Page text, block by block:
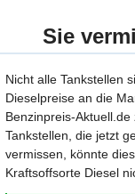
Sie
Nicht alle Tankstellen
Dieselpreise an die
Benzinpreis-
Tankstellen, die jetzt
vermissen, könnte
Kraftsoffsorte Diesel